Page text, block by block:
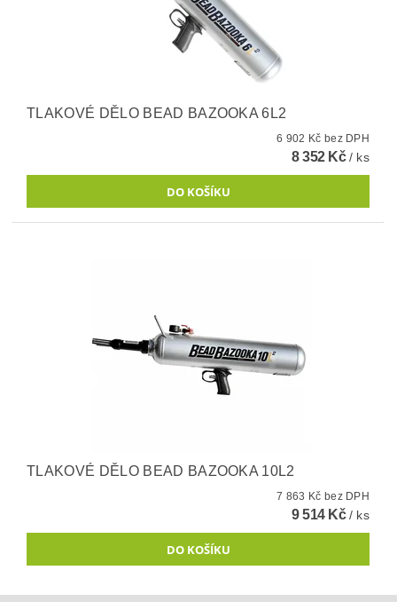
TLAKOVÉ DĚLO BEAD BAZOOKA 6L2
6 902 Kč bez DPH
8 352 Kč/ ks
TLAKOVÉ DĚLO BEAD BAZOOKA 10L2
7 863 Kč bez DPH
9 514 Kč/ ks